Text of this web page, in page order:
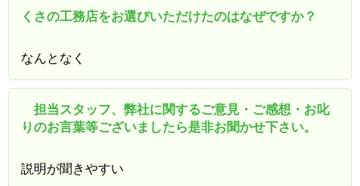
くさの工務店をお選びいただけたのはなぜですか？
なんとなく
担当スタッフ、弊社に関するご意見・ご感想・お叱
りのお言葉等ございましたら是非お聞かせ下さい。
説明が聞きやすい